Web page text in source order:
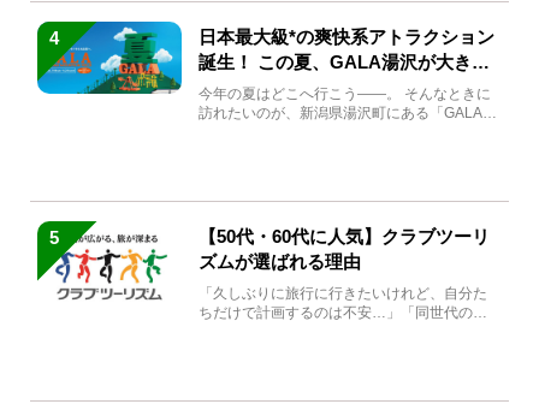
4
日本最大級*の爽快系アトラクション
誕生！ この夏、GALA湯沢が大きく
生まれ変わる
今年の夏はどこへ行こう――。 そんなときに
訪れたいのが、新潟県湯沢町にある「GALA湯
5
【50代・60代に人気】クラブツーリ
ズムが選ばれる理由
「久しぶりに旅行に行きたいけれど、自分た
ちだけで計画するのは不安…」「同世代の方